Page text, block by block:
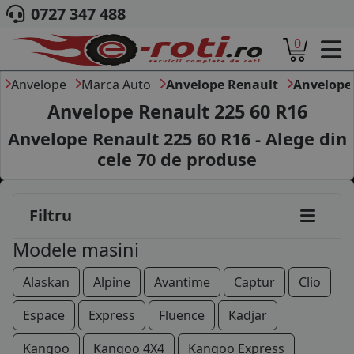
ACASA
DESPRE NOI
ANVELOPE
AUTO
CAMION
MOTO
MARCA AUTO
BLOG
B2B - COLABORARE COMPANII
CONT
0727 347 488
0
Anvelope Marca Auto Anvelope Renault Anvelope
Anvelope Renault 225 60 R16
Anvelope Renault 225 60 R16 - Alege din
cele 70 de produse
Filtru
Modele masini
Alaskan Alpine Avantime Captur
Clio
Espace
Express Fluence
Kadjar
Kangoo
Kangoo 4X4
Kangoo Express
205/60R15
205/65R15
215/65R15
225/50R15
185/50R16
185/75R16
195/45R16
195/50R16
195/55R16
195/60R16